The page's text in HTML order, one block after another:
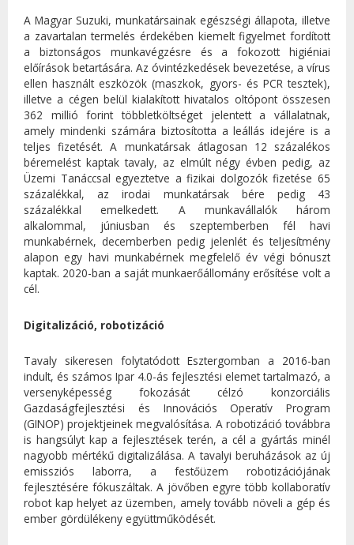
A Magyar Suzuki, munkatársainak egészségi állapota, illetve
a zavartalan termelés érdekében kiemelt figyelmet fordított
a biztonságos munkavégzésre és a fokozott higiéniai
előírások betartására. Az óvintézkedések bevezetése, a vírus
ellen használt eszközök (maszkok, gyors- és PCR tesztek),
illetve a cégen belül kialakított hivatalos oltópont összesen
362 millió forint többletköltséget jelentett a vállalatnak,
amely mindenki számára biztosította a leállás idejére is a
teljes fizetését. A munkatársak átlagosan 12 százalékos
béremelést kaptak tavaly, az elmúlt négy évben pedig, az
Üzemi Tanáccsal egyeztetve a fizikai dolgozók fizetése 65
százalékkal, az irodai munkatársak bére pedig 43
százalékkal emelkedett. A munkavállalók három
alkalommal, júniusban és szeptemberben fél havi
munkabérnek, decemberben pedig jelenlét és teljesítmény
alapon egy havi munkabérnek megfelelő év végi bónuszt
kaptak. 2020-ban a saját munkaerőállomány erősítése volt a
cél.
Digitalizáció, robotizáció
Tavaly sikeresen folytatódott Esztergomban a 2016-ban
indult, és számos Ipar 4.0-ás fejlesztési elemet tartalmazó, a
versenyképesség fokozását célzó konzorciális
Gazdaságfejlesztési és Innovációs Operatív Program
(GINOP) projektjeinek megvalósítása. A robotizáció továbbra
is hangsúlyt kap a fejlesztések terén, a cél a gyártás minél
nagyobb mértékű digitalizálása. A tavalyi beruházások az új
emissziós laborra, a festőüzem robotizációjának
fejlesztésére fókuszáltak. A jövőben egyre több kollaboratív
robot kap helyet az üzemben, amely tovább növeli a gép és
ember gördülékeny együttműködését.